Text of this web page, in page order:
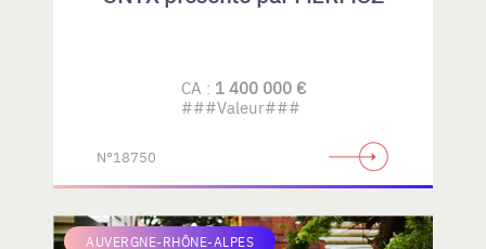
CA : 1 400 000 €
###Valeur###
N°18750
AUVERGNE-RHÔNE-ALPES